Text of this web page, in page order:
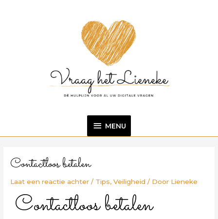
MENU
Contactloos betalen
Laat een reactie achter / Tips,Veiligheid / Door Lieneke
Contactloos betalen